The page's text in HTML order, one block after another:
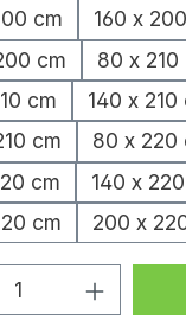
cm
160 x
cm
80 x 210
cm
140 x 210
cm
80 x 220
cm
140 x
cm
200 x
Anzahl: